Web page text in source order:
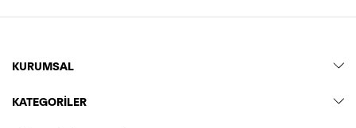
KURUMSAL
KATEGORİLER